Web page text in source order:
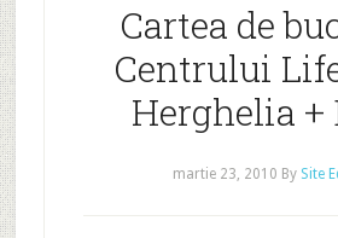
Cartea de
Centrului
Herghelia +
martie 23, 2010 By Site